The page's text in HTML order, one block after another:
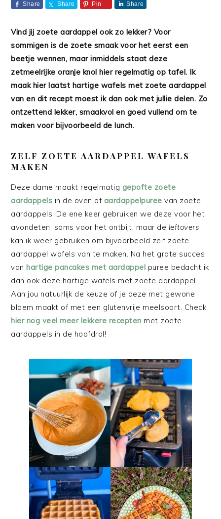
Share Share Pin Share
Vind jij zoete aardappel ook zo lekker? Voor
sommigen is de zoete smaak voor het eerst een
beetje wennen, maar inmiddels staat deze
zetmeelrijke oranje knol hier regelmatig op tafel. Ik
maak hier laatst hartige wafels met zoete aardappel
van en dit recept moest ik dan ook met jullie delen. Zo
ontzettend lekker, smaakvol en goed vullend om te
maken voor bijvoorbeeld de lunch.
ZELF ZOETE AARDAPPEL WAFELS
MAKEN
Deze dame maakt regelmatig gepofte zoete
aardappels in de oven of aardappelpuree van zoete
aardappels. De ene keer gebruiken we deze voor het
avondeten, soms voor het ontbijt, maar de leftovers
kan ik weer gebruiken om bijvoorbeeld zelf zoete
aardappel wafels van te maken. Na het grote succes
vanhartige pancakes met aardappel puree bedacht ik
dan ook deze hartige wafels met zoete aardappel.
Aan jou natuurlijk de keuze of je deze met gewone
bloem maakt of met een glutenvrije meelsoort. Check
hier nog veel meer lekkere recepten met zoete
aardappels in de hoofdrol!